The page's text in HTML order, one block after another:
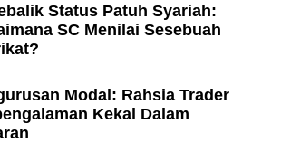
Status Patuh Syariah:
SC Menilai Sesebuah
Modal: Rahsia Trader
Kekal Dalam